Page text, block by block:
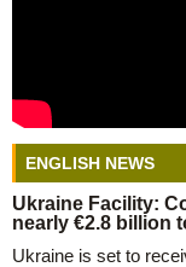
ENGLISH NEWS
Ukraine Facility:
nearly €2.8 billion
Ukraine is set to